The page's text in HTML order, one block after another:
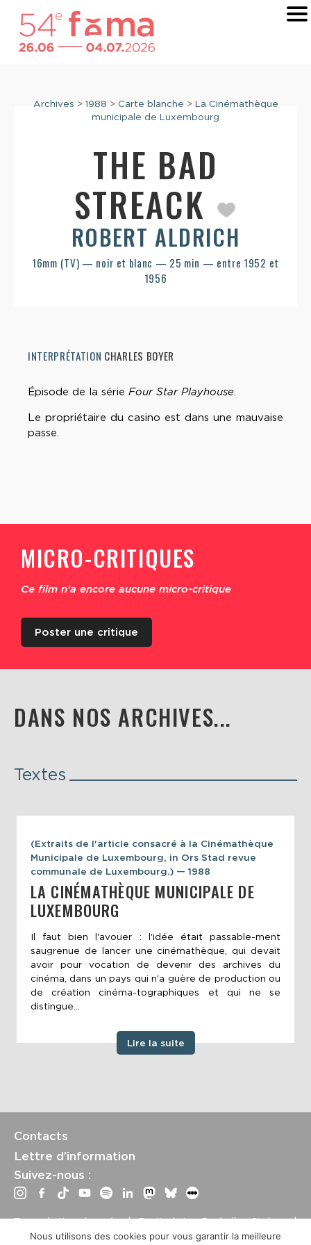
Archives > 1988 > Carte blanche > La Cinémathèque
municipale de Luxembourg
THE BAD
STREACK
ROBERT ALDRICH
16mm (TV) — noir et blanc — 25 min — entre 1952 et
1956
INTERPRÉTATION CHARLES BOYER
Épisode de la série Four Star Playhouse.
Le propriétaire du casino est dans une mauvaise
passe.
MICRO-CRITIQUES
Ce film n'a encore aucune micro-critique
Poster une critique
DANS NOS ARCHIVES...
Textes
(Extraits de l'article consacré à la Cinémathèque
Municipale de Luxembourg, in Ors Stad revue
communale de Luxembourg.) — 1988
LA CINÉMATHÈQUE MUNICIPALE DE
LUXEMBOURG
Il faut bien l'avouer : l'idée était passable-ment
saugrenue de lancer une cinémathèque, qui devait
avoir pour vocation de devenir des archives du
cinéma, dans un pays qui n'a guère de production ou
de création cinéma-tographiques et qui ne se
distingue...
Lire la suite
Contacts
Lettre d’information
Suivez-nous :
Tous droits réservés | Festival La Rochelle Cinéma |
International Film Festival – Mentions légales –Conditions
Nous utilisons des cookies pour vous garantir la meilleure